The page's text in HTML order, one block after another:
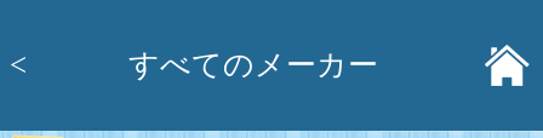
< すべてのメーカー